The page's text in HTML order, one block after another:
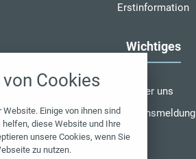
Erstinformation
Wichtiges
Über uns
Schadensmeldung
Cookies
Einige von ihnen sind
diese Website und Ihre
unsere Cookies, wenn Sie
zu nutzen.
alle verwendeten Cookies und
zu blockieren.
Notwendig